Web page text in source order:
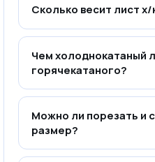
Сколько весит лист
Чем холоднокатаный
горячекатаного?
Можно ли порезать и
размер?